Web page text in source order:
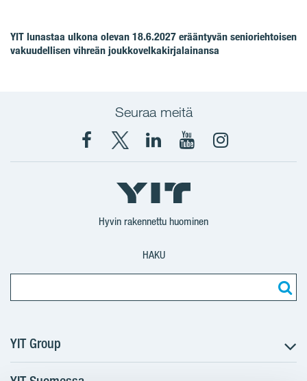
YIT lunastaa ulkona olevan 18.6.2027 erääntyvän senioriehtoisen
vakuudellisen vihreän joukkovelkakirjalainansa
Seuraa meitä
Facebook
X
YIT
Suomi
YIT
Corporation
YIT
Corporation
Instagram
Hyvin rakennettu huominen
HAKU
YIT Group